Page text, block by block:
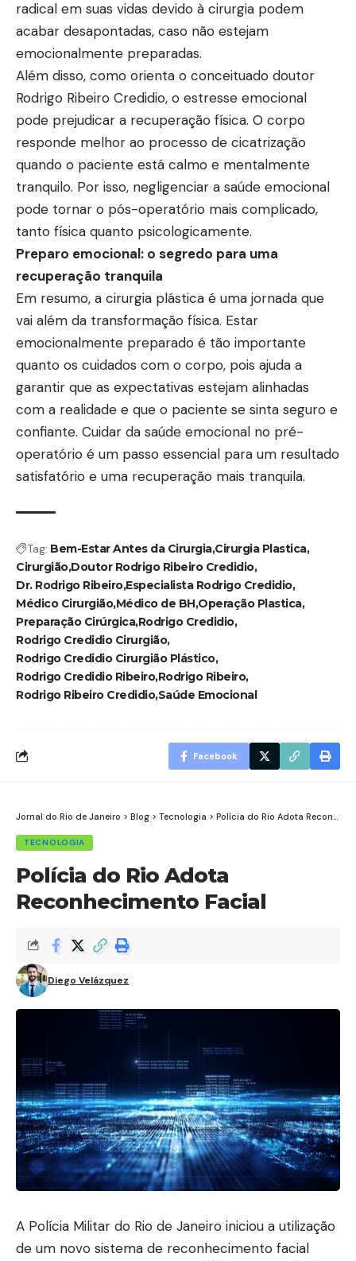
radical em suas vidas devido à cirurgia podem
acabar desapontadas, caso não estejam
emocionalmente preparadas.
Além disso, como orienta o conceituado doutor
Rodrigo Ribeiro Credidio, o estresse emocional
pode prejudicar a recuperação física. O corpo
responde melhor ao processo de cicatrização
quando o paciente está calmo e mentalmente
tranquilo. Por isso, negligenciar a saúde emocional
pode tornar o pós-operatório mais complicado,
tanto física quanto psicologicamente.
Preparo emocional: o segredo para uma
recuperação tranquila
Em resumo, a cirurgia plástica é uma jornada que
vai além da transformação física. Estar
emocionalmente preparado é tão importante
quanto os cuidados com o corpo, pois ajuda a
garantir que as expectativas estejam alinhadas
com a realidade e que o paciente se sinta seguro e
confiante. Cuidar da saúde emocional no pré-
operatório é um passo essencial para um resultado
satisfatório e uma recuperação mais tranquila.
Tag: Bem-Estar Antes da CirurgiaCirurgia Plastica
CirurgiãoDoutor Rodrigo Ribeiro Credidio
Dr. Rodrigo RibeiroEspecialista Rodrigo Credidio
Médico CirurgiãoMédico de BH Operação Plastica
Preparação CirúrgicaRodrigo Credidio
Rodrigo Credidio Cirurgião
Rodrigo Credidio Cirurgião Plástico
Rodrigo Credidio RibeiroRodrigo Ribeiro
Rodrigo Ribeiro CredidioSaúde Emocional
Facebook
Jornal do Rio de Janeiro > Blog > Tecnologia > Polícia do Rio Adota Reconhecimento Facial
TECNOLOGIA
Polícia do Rio Adota
Reconhecimento Facial
Diego Velázquez
A Polícia Militar do Rio de Janeiro iniciou a utilização
de um novo sistema de reconhecimento facial